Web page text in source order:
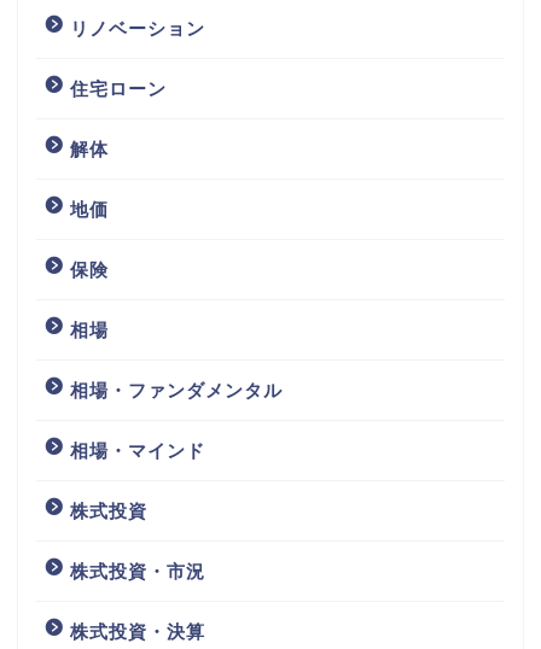
リノベーション
住宅ローン
解体
地価
保険
相場
相場・ファンダメンタル
相場・マインド
株式投資
株式投資・市況
株式投資・決算